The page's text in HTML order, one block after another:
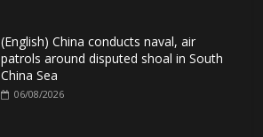
(English) China conducts naval, air
patrols around disputed shoal in South
China Sea
06/08/2026